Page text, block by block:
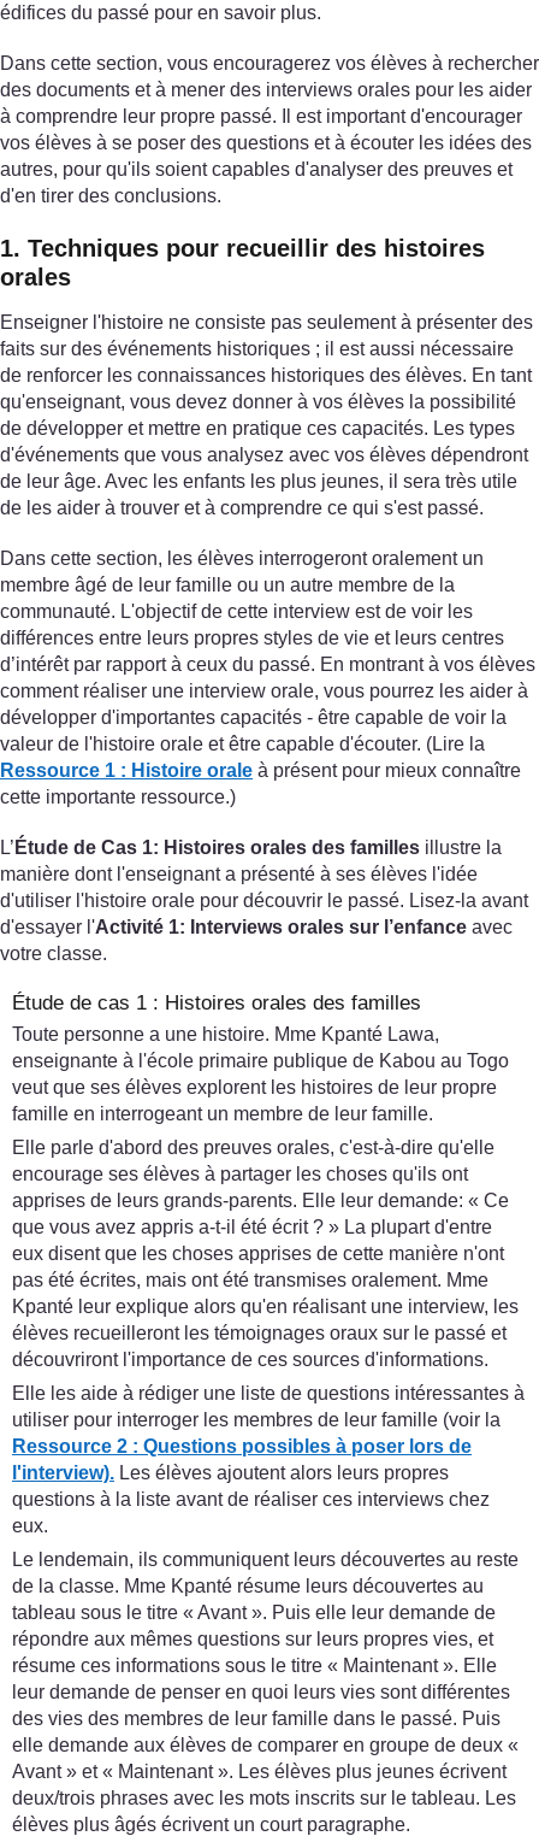
édifices du passé pour en savoir plus.
Dans cette section, vous encouragerez vos élèves à rechercher
des documents et à mener des interviews orales pour les aider
à comprendre leur propre passé. Il est important d'encourager
vos élèves à se poser des questions et à écouter les idées des
autres, pour qu'ils soient capables d'analyser des preuves et
d'en tirer des conclusions.
1. Techniques pour recueillir des histoires
orales
Enseigner l'histoire ne consiste pas seulement à présenter des
faits sur des événements historiques ; il est aussi nécessaire
de renforcer les connaissances historiques des élèves. En tant
qu'enseignant, vous devez donner à vos élèves la possibilité
de développer et mettre en pratique ces capacités. Les types
d'événements que vous analysez avec vos élèves dépendront
de leur âge. Avec les enfants les plus jeunes, il sera très utile
de les aider à trouver et à comprendre ce qui s'est passé.
Dans cette section, les élèves interrogeront oralement un
membre âgé de leur famille ou un autre membre de la
communauté. L'objectif de cette interview est de voir les
différences entre leurs propres styles de vie et leurs centres
d’intérêt par rapport à ceux du passé. En montrant à vos élèves
comment réaliser une interview orale, vous pourrez les aider à
développer d'importantes capacités - être capable de voir la
valeur de l'histoire orale et être capable d'écouter. (Lire la
Ressource 1 : Histoire orale à présent pour mieux connaître
cette importante ressource.)
L’ Étude de Cas 1: Histoires orales des familles illustre la
manière dont l'enseignant a présenté à ses élèves l'idée
d'utiliser l'histoire orale pour découvrir le passé. Lisez-la avant
d'essayer l'Activité 1: Interviews orales sur l’enfance avec
votre classe.
Étude de cas 1 : Histoires orales des familles
Toute personne a une histoire. Mme Kpanté Lawa,
enseignante à l'école primaire publique de Kabou au Togo
veut que ses élèves explorent les histoires de leur propre
famille en interrogeant un membre de leur famille.
Elle parle d'abord des preuves orales, c'est-à-dire qu'elle
encourage ses élèves à partager les choses qu'ils ont
apprises de leurs grands-parents. Elle leur demande: « Ce
que vous avez appris a-t-il été écrit ? » La plupart d'entre
eux disent que les choses apprises de cette manière n'ont
pas été écrites, mais ont été transmises oralement. Mme
Kpanté leur explique alors qu'en réalisant une interview, les
élèves recueilleront les témoignages oraux sur le passé et
découvriront l'importance de ces sources d'informations.
Elle les aide à rédiger une liste de questions intéressantes à
utiliser pour interroger les membres de leur famille (voir la
Ressource 2 : Questions possibles à poser lors de
l'interview). Les élèves ajoutent alors leurs propres
questions à la liste avant de réaliser ces interviews chez
eux.
Le lendemain, ils communiquent leurs découvertes au reste
de la classe. Mme Kpanté résume leurs découvertes au
tableau sous le titre « Avant ». Puis elle leur demande de
répondre aux mêmes questions sur leurs propres vies, et
résume ces informations sous le titre « Maintenant ». Elle
leur demande de penser en quoi leurs vies sont différentes
des vies des membres de leur famille dans le passé. Puis
elle demande aux élèves de comparer en groupe de deux «
Avant » et « Maintenant ». Les élèves plus jeunes écrivent
deux/trois phrases avec les mots inscrits sur le tableau. Les
élèves plus âgés écrivent un court paragraphe.